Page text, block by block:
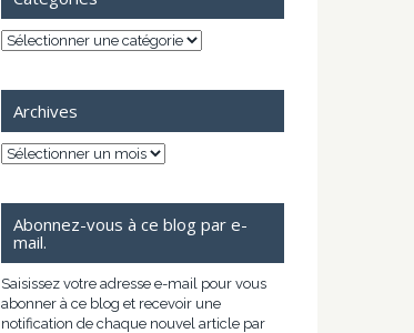
Catégories
Archives
Archives
Abonnez-vous à ce blog par e-
mail.
Saisissez votre adresse e-mail pour vous
abonner à ce blog et recevoir une
notification de chaque nouvel article par